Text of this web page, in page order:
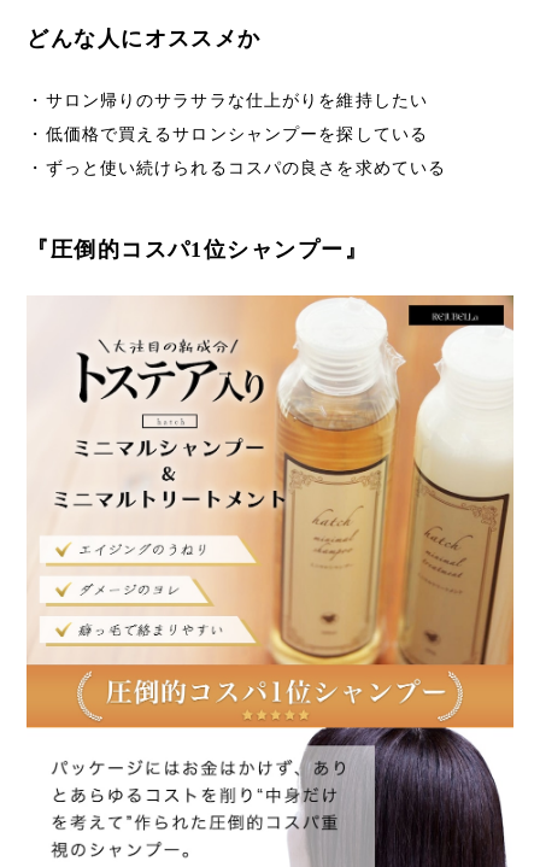
どんな人にオススメか
・サロン帰りのサラサラな仕上がりを維持したい
・低価格で買えるサロンシャンプーを探している
・ずっと使い続けられるコスパの良さを求めている
『圧倒的コスパ1位シャンプー』